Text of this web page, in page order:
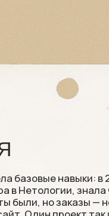
НЕЙРОСЕТИ
в 2022 году
знала Фигму и немного
так и не удалось
который сейчас
применяя новые
30 000 ₽.